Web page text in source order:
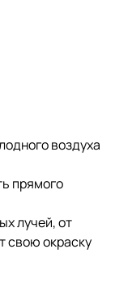
воздуха
прямого
лучей, от
свою окраску